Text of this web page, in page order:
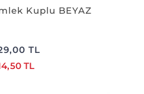
Kuplu BEYAZ
TL
TL